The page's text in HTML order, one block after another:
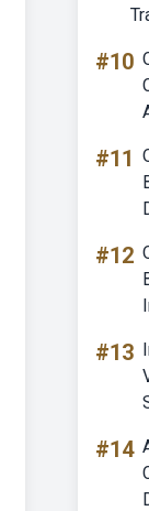
#10
#11
#12
#13
#14